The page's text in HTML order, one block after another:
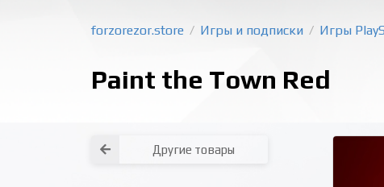
forzorezor.store / Игры и подписки / Игры
Paint the Town Red
Другие товары